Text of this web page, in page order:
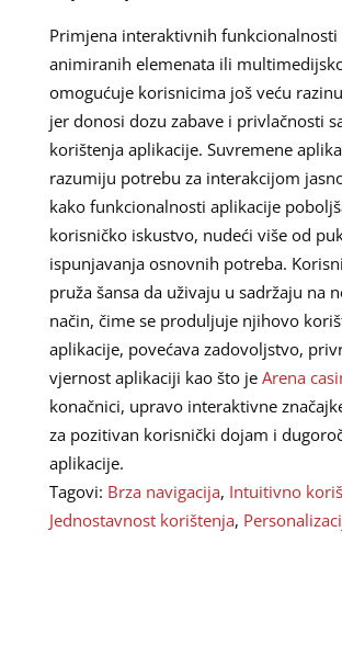
Primjena interaktivnih
animiranih elemenata ili
omogućuje korisnicima još veću
jer donosi dozu zabave i privlačnosti
korištenja aplikacije. Suvremene
razumiju potrebu za interakcijom
kako funkcionalnosti aplikacije
korisničko iskustvo, nudeći više od
ispunjavanja osnovnih potreba.
pruža šansa da uživaju u sadržaju na
način, čime se produljuje njihovo
aplikacije, povećava zadovoljstvo,
vjernost aplikaciji kao što je Arena
konačnici, upravo interaktivne
za pozitivan korisnički dojam i
aplikacije.
Tagovi: Brza navigacija, Intuitivno
Jednostavnost korištenja,